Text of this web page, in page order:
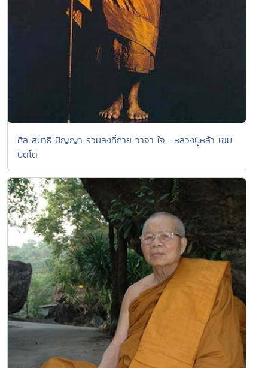
ศีล สมาธิ ปัญญา รวมลงที่กาย วาจา ใจ : หลวงปู่หล้า เขม
ปัตโต